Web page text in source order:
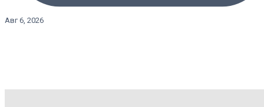
Авг 6, 2026